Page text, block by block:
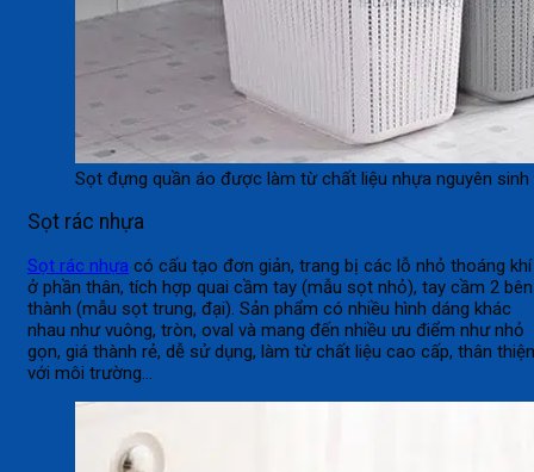
Sọt đựng quần áo được làm từ chất liệu nhựa nguyên
Sọt rác nhựa
Sọt rác nhựa có cấu tạo đơn giản, trang bị các lỗ nhỏ thoáng khí
ở phần thân, tích hợp quai cầm tay (mẫu sọt nhỏ), tay cầm 2 bên
thành (mẫu sọt trung, đại). Sản phẩm có nhiều hình dáng khác
nhau như vuông, tròn, oval và mang đến nhiều ưu điểm như nhỏ
gọn, giá thành rẻ, dễ sử dụng, làm từ chất liệu cao cấp, thân thiện
với môi trường…